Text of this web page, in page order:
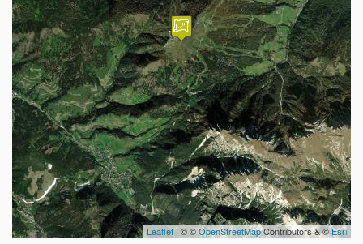
Leaflet| © ©OpenStreetMapContributors & ©Esri